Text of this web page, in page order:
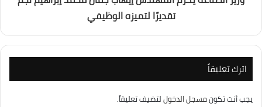
تقديرًا لتميزه الوظيفي
اترك تعليقاً
يجب أنت تكونمسجل الدخوللتضيف تعليقاً.